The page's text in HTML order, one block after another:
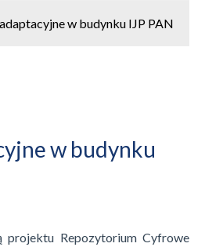
w budynku IJP PAN
w budynku
projektu Repozytorium Cyfrowe